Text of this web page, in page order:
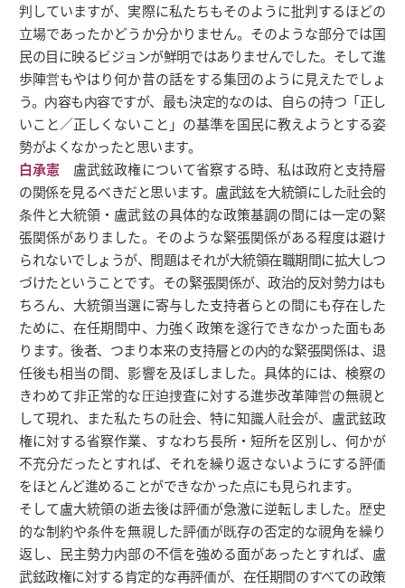
判していますが、実際に私たちもそのように批判するほどの
立場であったかどうか分かりません。そのような部分では国
民の目に映るビジョンが鮮明ではありませんでした。そして進
歩陣営もやはり何か昔の話をする集団のように見えたでしょ
う。内容も内容ですが、最も決定的なのは、自らの持つ「正し
いこと／正しくないこと」の基準を国民に教えようとする姿
勢がよくなかったと思います。
白承憲 盧武鉉政権について省察する時、私は政府と支持層
の関係を見るべきだと思います。盧武鉉を大統領にした社会的
条件と大統領・盧武鉉の具体的な政策基調の間には一定の緊
張関係がありました。そのような緊張関係がある程度は避け
られないでしょうが、問題はそれが大統領在職期間に拡大しつ
づけたということです。その緊張関係が、政治的反対勢力はも
ちろん、大統領当選に寄与した支持者らとの間にも存在した
ために、在任期間中、力強く政策を遂行できなかった面もあ
ります。後者、つまり本来の支持層との内的な緊張関係は、退
任後も相当の間、影響を及ぼしました。具体的には、検察の
きわめて非正常的な圧迫捜査に対する進歩改革陣営の無視と
して現れ、また私たちの社会、特に知識人社会が、盧武鉉政
権に対する省察作業、すなわち長所・短所を区別し、何かが
不充分だったとすれば、それを繰り返さないようにする評価
をほとんど進めることができなかった点にも見られます。
そして盧大統領の逝去後は評価が急激に逆転しました。歴史
的な制約や条件を無視した評価が既存の否定的な視角を繰り
返し、民主勢力内部の不信を強める面があったとすれば、盧
武鉉政権に対する肯定的な再評価が、在任期間のすべての政策